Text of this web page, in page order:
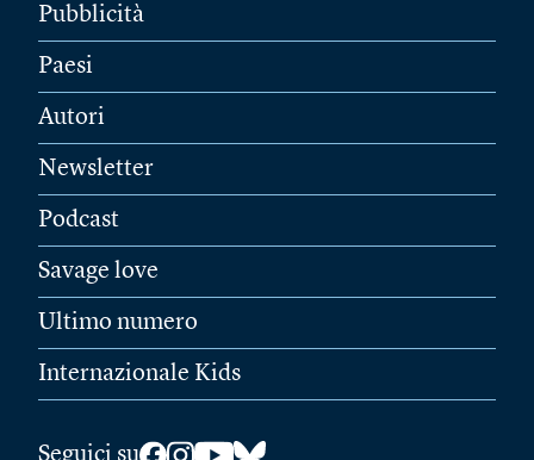
Pubblicità
Paesi
Autori
Newsletter
Podcast
Savage love
Ultimo numero
Internazionale Kids
Seguici su